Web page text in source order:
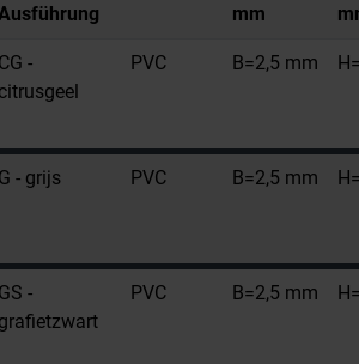
mm
CG -
citrusgeel
PVC B=2,5 mm
G - grijs PVC B=2,5 mm
GS -
grafietzwart
PVC B=2,5 mm